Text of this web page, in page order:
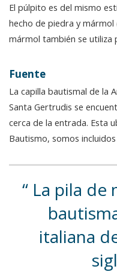
El púlpito es del mismo
hecho de piedra y
mármol también se utiliza
Fuente
La capilla bautismal de la
Santa Gertrudis se
cerca de la entrada. Esta
Bautismo, somos
La pila de
italiana